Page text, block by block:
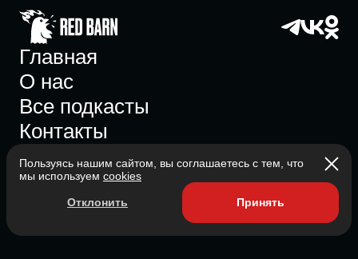
Главная
О нас
Все подкасты
Контакты
Состоит в ассоциации с 2023
Пользуясь нашим сайтом, вы соглашаетесь с тем, что
мы используем cookies
Отклонить Принять